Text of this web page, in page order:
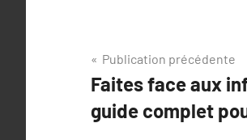
Navigation
de
l’article
Publication précédente
Faites face aux
guide complet